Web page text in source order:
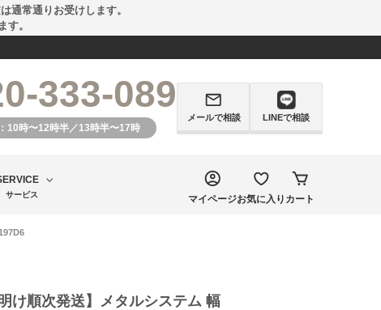
通常通りお受けします。
す。
333-089
10時〜12時半／13時半〜17時
メールで相談 LINEで相談
サービス マイページお気に入り カート
け順次発送】メタルシステム 幅